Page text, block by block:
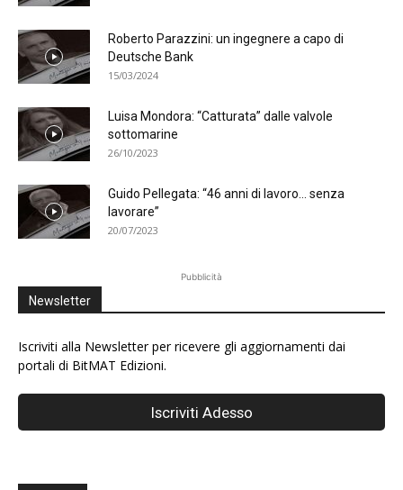
Roberto Parazzini: un ingegnere a capo di
Deutsche Bank
15/03/2024
Luisa Mondora: “Catturata” dalle valvole
sottomarine
26/10/2023
Guido Pellegata: “46 anni di lavoro… senza
lavorare”
20/07/2023
Pubblicità
Newsletter
Iscriviti alla Newsletter per ricevere gli aggiornamenti dai
portali di BitMAT Edizioni.